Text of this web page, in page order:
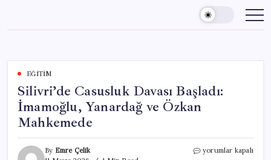
content
EĞITIM
Silivri’de Casusluk Davası Başladı:
İmamoğlu, Yanardağ ve Özkan
Mahkemede
By Emre Çelik
Silivri’de
yorumlar kapalı